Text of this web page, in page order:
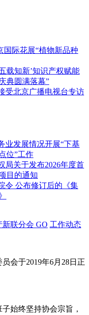
国际花展“植物新品种
载知新’知识产权赋能
典圆满落幕”
受北京广播电视台专访
业发展情况开展“下基
位”工作
局关于发布2026年度首
目的通知
令 公布修订后的《集
新联分会 GO 工作动态
会于2019年6月28日正
始终坚持协会宗旨，